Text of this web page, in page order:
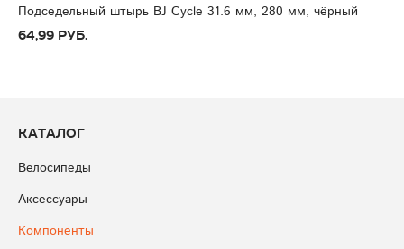
Подседельный штырь BJ Cycle 31.6 мм, 280 мм, чёрный
64,99 руб.
Каталог
Велосипеды
Аксессуары
Компоненты